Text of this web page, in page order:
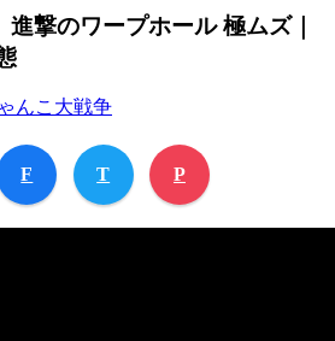
進撃のワープホール 極ムズ｜
んこ大戦争
F T P